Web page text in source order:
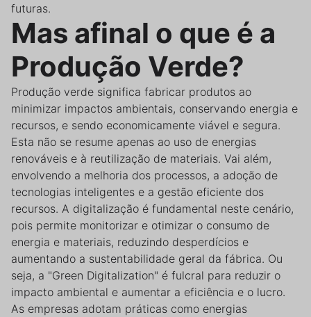
futuras.
Mas afinal o que é a
Produção Verde?
Produção verde significa fabricar produtos ao
minimizar impactos ambientais, conservando energia e
recursos, e sendo economicamente viável e segura.
Esta não se resume apenas ao uso de energias
renováveis e à reutilização de materiais. Vai além,
envolvendo a melhoria dos processos, a adoção de
tecnologias inteligentes e a gestão eficiente dos
recursos. A digitalização é fundamental neste cenário,
pois permite monitorizar e otimizar o consumo de
energia e materiais, reduzindo desperdícios e
aumentando a sustentabilidade geral da fábrica. Ou
seja, a "Green Digitalization" é fulcral para reduzir o
impacto ambiental e aumentar a eficiência e o lucro.
As empresas adotam práticas como energias